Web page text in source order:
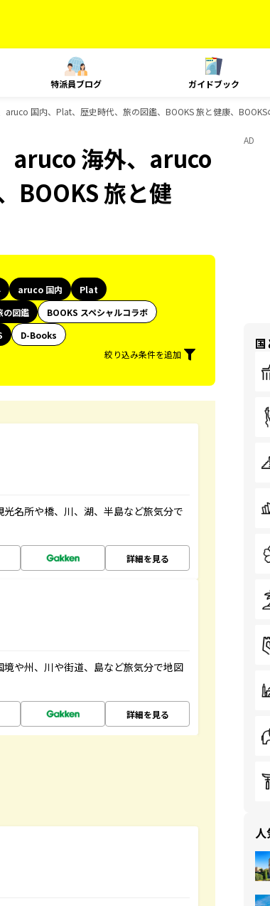
特派員ブログ ガイドブック
国内、Plat、歴史時代、旅の図鑑、BOOKS 旅と健康、
aruco 海外、aruco
BOOKS 旅と健
aruco 国内
Plat
の図鑑
BOOKS スペシャルコラボ
D-Books
絞り込み条件を追加
名所や橋、川、湖、半島など旅気分で
詳細を見る
や州、川や街道、島など旅気分で地図
詳細を見る
AD
国
人